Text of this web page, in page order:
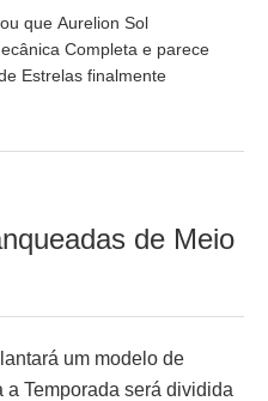
que Aurelion Sol
Completa e parece
Estrelas finalmente
de Meio
um modelo de
Temporada será dividida